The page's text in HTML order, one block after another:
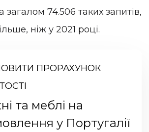
загалом 74.506 таких запитів,
ніж у 2021 році.
ПРОРАХУНОК
та меблі на
у Португалії